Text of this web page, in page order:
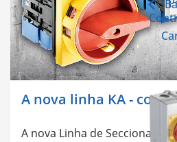
A nova linha KA -
A nova Linha de